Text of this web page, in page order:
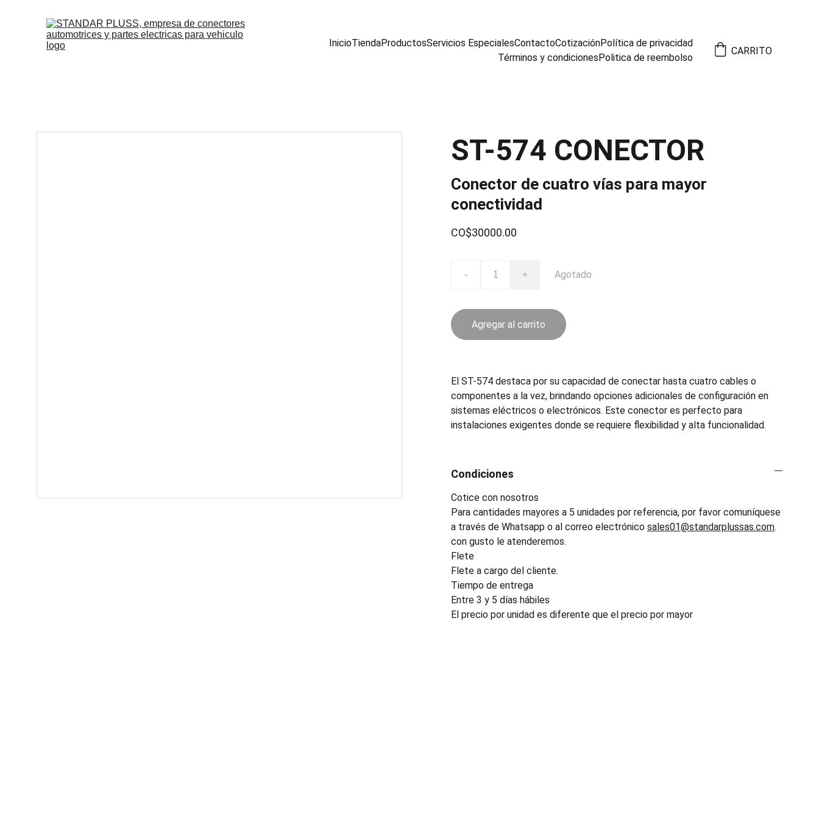
InicioTiendaProductosServicios EspecialesContactoCotizaciónPolítica de privacidad
Términos y condicionesPolitica de reembolso
CARRITO
ST-574 CONECTOR
Conector de cuatro vías para mayor
conectividad
CO$30000.00
- + Agotado
Agregar al carrito
El ST-574 destaca por su capacidad de conectar hasta cuatro cables o
componentes a la vez, brindando opciones adicionales de configuración en
sistemas eléctricos o electrónicos. Este conector es perfecto para
instalaciones exigentes donde se requiere flexibilidad y alta funcionalidad.
Condiciones
Cotice con nosotros
Para cantidades mayores a 5 unidades por referencia, por favor comuníquese
a través de Whatsapp o al correo electrónico sales01@standarplussas.com.
con gusto le atenderemos.
Flete
Flete a cargo del cliente.
Tiempo de entrega
Entre 3 y 5 días hábiles
El precio por unidad es diferente que el precio por mayor